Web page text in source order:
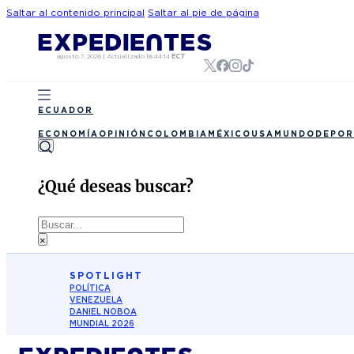
Saltar al contenido principal Saltar al pie de página
agosto 7, 2026 | Actualizado 18:44:14 ECT
ECUADOR
ECONOMÍA OPINIÓN COLOMBIA MÉXICO USA MUNDO
¿Qué deseas buscar?
Buscar
×
SPOTLIGHT
POLÍTICA
VENEZUELA
DANIEL NOBOA
MUNDIAL 2026